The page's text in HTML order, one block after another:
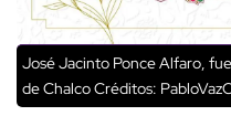
José Jacinto Ponce Alfaro,
de ChalcoCréditos: